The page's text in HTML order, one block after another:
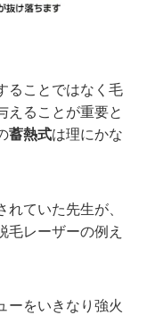
ることではなく毛
えることが重要と
蓄熱式は理にかな
ていた先生が、
毛レーザーの例え
ーをいきなり強火